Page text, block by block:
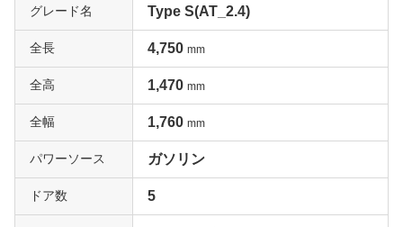
グレード名 Type S(AT_2.4)
全長 4,750 mm
全高 1,470 mm
全幅 1,760 mm
パワーソース ガソリン
ドア数 5